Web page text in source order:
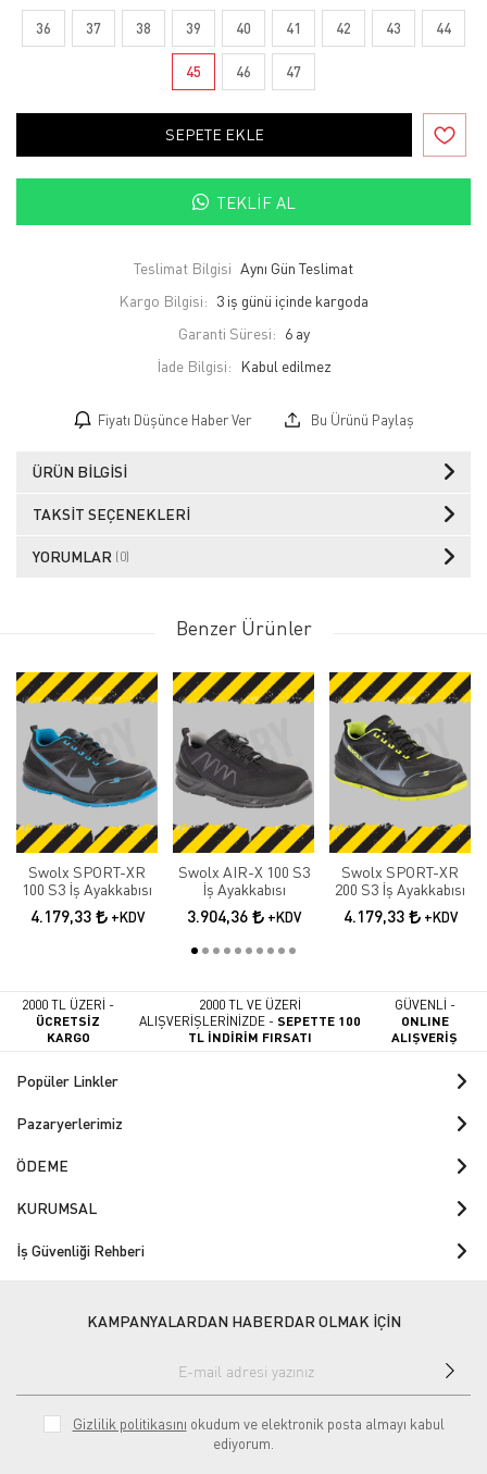
36 37 38 39 40 41 42 43 44
45 46 47
SEPETE EKLE
TEKLIF AL
Teslimat Bilgisi Aynı Gün Teslimat
Kargo Bilgisi: 3 iş günü içinde kargoda
Garanti Süresi: 6 ay
İade Bilgisi:
Fiyatı Düşünce Haber Ver Bu Ürünü Paylaş
ÜRÜN BILGISI
TAKSIT SEÇENEKLERI
YORUMLAR (0)
Benzer Ürünler
Swolx SPORT-XR
100 S3 İş Ayakkabısı
4.179,33 +KDV
Swolx AIR-X 100 S3
İş Ayakkabısı
3.904,36 +KDV
Swolx SPORT-XR
200 S3 İş Ayakkabısı
4.179,33 +KDV
2000 TL ÜZERİ -
ÜCRETSİZ
KARGO
2000 TL VE ÜZERİ
ALIŞVERİŞLERİNİZDE -SEPETTE 100
TL İNDİRİM FIRSATI
GÜVENLİ -
ONLINE
ALIŞVERİŞ
Popüler Linkler
Pazaryerlerimiz
ÖDEME
KURUMSAL
İş Güvenliği Rehberi
KAMPANYALARDAN HABERDAR OLMAK İÇİN
Gizlilik politikasını okudum ve elektronik posta almayı kabul
ediyorum.